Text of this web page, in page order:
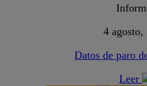
4 agosto,
Datos de paro
Leer